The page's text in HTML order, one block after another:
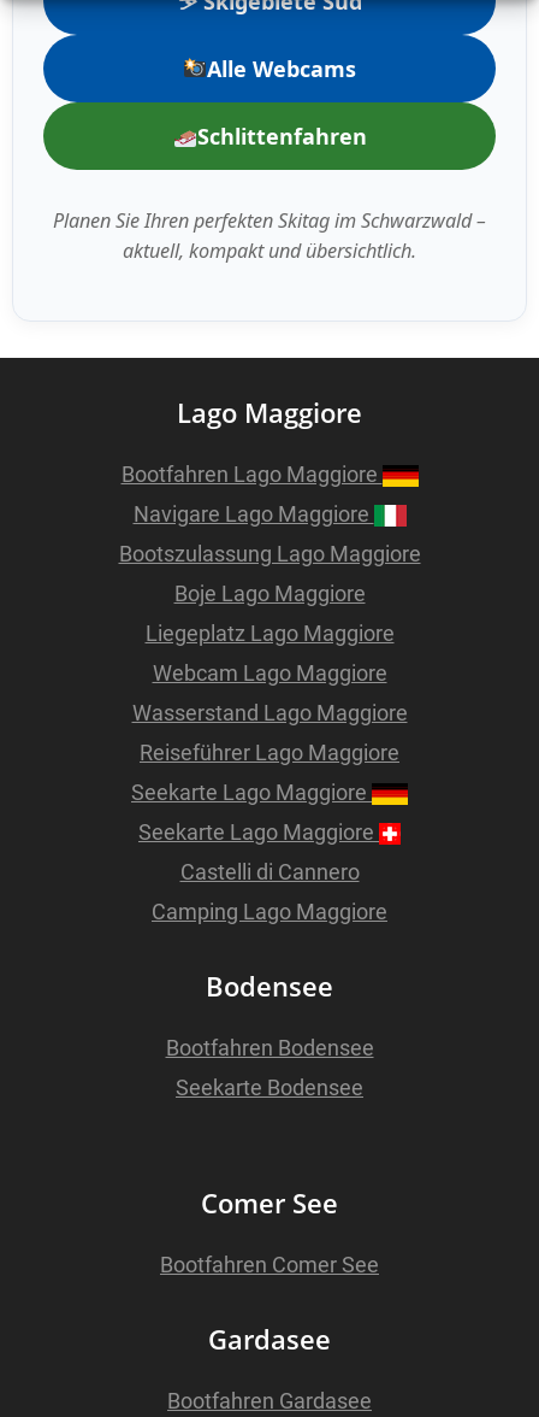
Alle Webcams
Schlittenfahren
Planen Sie Ihren perfekten Skitag im Schwarzwald –
aktuell, kompakt und übersichtlich.
Lago Maggiore
Bootfahren Lago Maggiore
Navigare Lago Maggiore
Bootszulassung Lago Maggiore
Boje Lago Maggiore
Liegeplatz Lago Maggiore
Webcam Lago Maggiore
Wasserstand Lago Maggiore
Reiseführer Lago Maggiore
Seekarte Lago Maggiore
Seekarte Lago Maggiore
Castelli di Cannero
Camping Lago Maggiore
Bodensee
Bootfahren Bodensee
Seekarte Bodensee
Comer See
Bootfahren Comer See
Gardasee
Bootfahren Gardasee